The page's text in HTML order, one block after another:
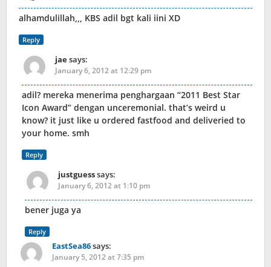
alhamdulillah,,, KBS adil bgt kali iini XD
Reply
jaesays:
January 6, 2012 at 12:29 pm
adil? mereka menerima penghargaan “2011 Best Star
Icon Award” dengan unceremonial. that’s weird u
know? it just like u ordered fastfood and deliveried to
your home. smh
Reply
justguesssays:
January 6, 2012 at 1:10 pm
bener juga ya
Reply
EastSea86says:
January 5, 2012 at 7:35 pm